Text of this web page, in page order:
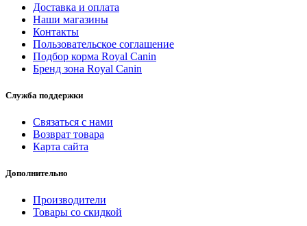
Доставка и оплата
Наши магазины
Контакты
Пользовательское соглашение
Подбор корма Royal Canin
Бренд зона Royal Canin
Служба поддержки
Связаться с нами
Возврат товара
Карта сайта
Дополнительно
Производители
Товары со скидкой